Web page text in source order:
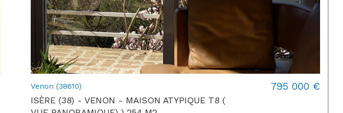
Venon (38610)
ISÈRE (38) - VENON - MAISON ATYPIQUE T8 (
795 000 €